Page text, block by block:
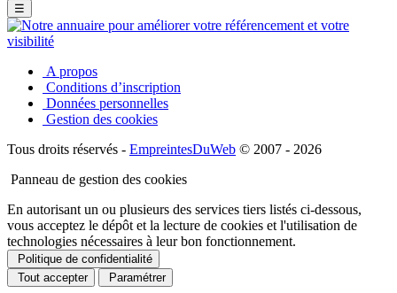
☰
A propos
Conditions d’inscription
Données personnelles
Gestion des cookies
Tous droits réservés - EmpreintesDuWeb © 2007 - 2026
Panneau de gestion des cookies
En autorisant un ou plusieurs des services tiers listés ci-dessous,
vous acceptez le dépôt et la lecture de cookies et l'utilisation de
technologies nécessaires à leur bon fonctionnement.
Politique de confidentialité
Tout accepter
Paramétrer